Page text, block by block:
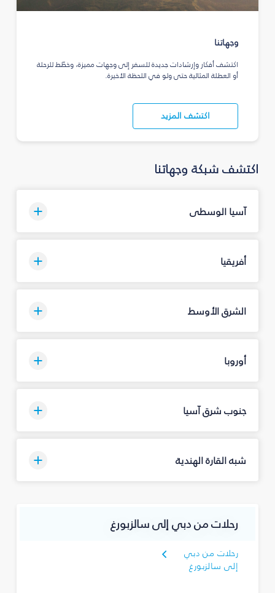
وجهاتنا
اكتشف أفكار وإرشادات جديدة للسفر إلى وجهات مميزة، وخطّط للرحلة
أو العطلة المثالية حتى ولو في اللحظة الأخيرة.
اكتشف المزيد
اكتشف شبكة وجهاتنا
آسيا الوسطى
أفريقيا
الشرق الأوسط
أوروبا
جنوب شرق آسيا
شبه القارة الهندية
رحلات من دبي إلى سالزبورغ
رحلات من دبي
إلى سالزبورغ